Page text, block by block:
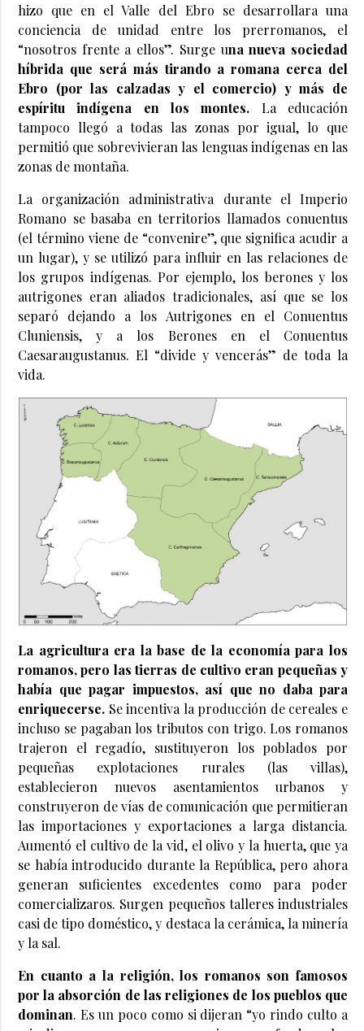
hizo que en el Valle del Ebro se desarrollara una
conciencia de unidad entre los prerromanos, el
“nosotros frente a ellos”. Surge una nueva sociedad
híbrida que será más tirando a romana cerca del
Ebro (por las calzadas y el comercio) y más de
espíritu indígena en los montes. La educación
tampoco llegó a todas las zonas por igual, lo que
permitió que sobrevivieran las lenguas indígenas en las
zonas de montaña.
La organización administrativa durante el Imperio
Romano se basaba en territorios llamados conuentus
(el término viene de “convenire”, que significa acudir a
un lugar), y se utilizó para influir en las relaciones de
los grupos indígenas. Por ejemplo, los berones y los
autrigones eran aliados tradicionales, así que se los
separó dejando a los Autrigones en el Conuentus
Cluniensis, y a los Berones en el Conuentus
Caesaraugustanus. El “divide y vencerás” de toda la
vida.
La agricultura era la base de la economía para los
romanos, pero las tierras de cultivo eran pequeñas y
había que pagar impuestos, así que no daba para
enriquecerse. Se incentiva la producción de cereales e
incluso se pagaban los tributos con trigo. Los romanos
trajeron el regadío, sustituyeron los poblados por
pequeñas explotaciones rurales (las villas),
establecieron nuevos asentamientos urbanos y
construyeron de vías de comunicación que permitieran
las importaciones y exportaciones a larga distancia.
Aumentó el cultivo de la vid, el olivo y la huerta, que ya
se había introducido durante la República, pero ahora
generan suficientes excedentes como para poder
comercializaros. Surgen pequeños talleres industriales
casi de tipo doméstico, y destaca la cerámica, la minería
y la sal.
En cuanto a la religión, los romanos son famosos
por la absorción de las religiones de los pueblos que
dominan. Es un poco como si dijeran “yo rindo culto a